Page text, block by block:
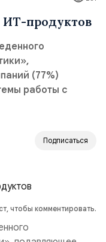
ИТ-продуктов
(77%)
работы с
УПРАВЛЕНИЯ —
Подписаться
чтобы комментировать.